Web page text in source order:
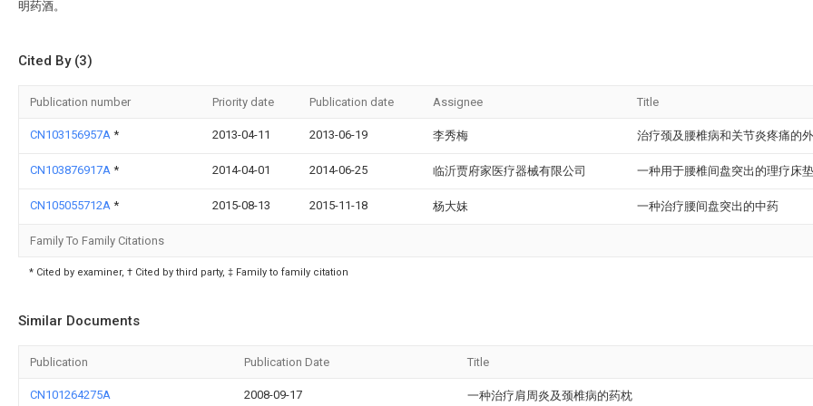
明药酒。
Cited By (3)
Publication number Priority date Publication date Assignee Title
CN103156957A * 2013-04-11 2013-06-19 李秀梅 治疗颈及腰椎病和关节炎疼痛的
CN103876917A * 2014-04-01 2014-06-25 临沂贾府家医疗器械有限公司 一种用于腰椎间盘突出的理疗床垫
CN105055712A * 2015-08-13 2015-11-18 杨大妹 一种治疗腰间盘突出的中药
Family To Family Citations
* Cited by examiner, † Cited by third party, ‡ Family to family citation
Similar Documents
Publication Publication Date Title
CN101264275A 2008-09-17 一种治疗肩周炎及颈椎病的药枕